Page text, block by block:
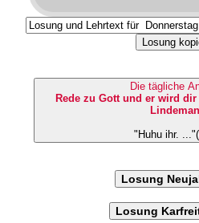
Losung
Die tägliche
Rede zu Gott und er wird
Losung
Losung